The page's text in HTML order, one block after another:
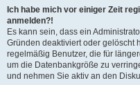
Ich habe mich vor einiger Zeit
anmelden?!
Es kann sein, dass ein
Gründen deaktiviert oder gelöscht
regelmäßig Benutzer, die für
um die Datenbankgröße zu
und nehmen Sie aktiv an den